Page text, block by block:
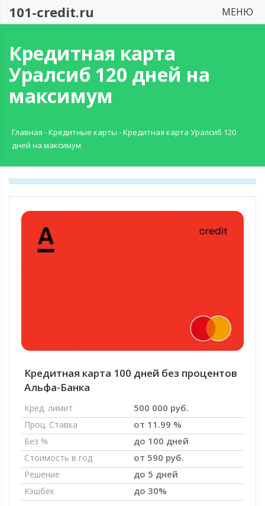
101-credit.ru МЕНЮ
Кредитная карта
Уралсиб 120 дней на
максимум
Главная -Кредитные карты -Кредитная карта Уралсиб 120
дней на максимум
Кредитная карта 100 дней без процентов
Альфа-Банка
Кред. лимит 500 000 руб.
Проц. Ставка от 11.99 %
Без % до 100 дней
Стоимость в год от 590 руб.
Решение до 5 дней
Кэшбек до 30%